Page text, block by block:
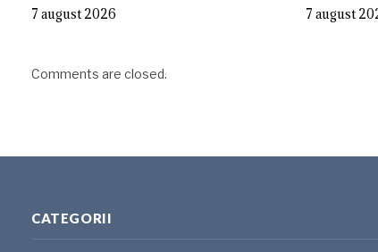
7 august 2026 7 august
Comments are closed.
CATEGORII